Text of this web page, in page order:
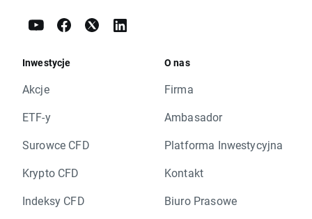
Inwestycje
Akcje
ETF-y
Surowce CFD
Krypto CFD
Indeksy CFD
O nas
Firma
Ambasador
Platforma Inwestycyjna
Kontakt
Biuro Prasowe